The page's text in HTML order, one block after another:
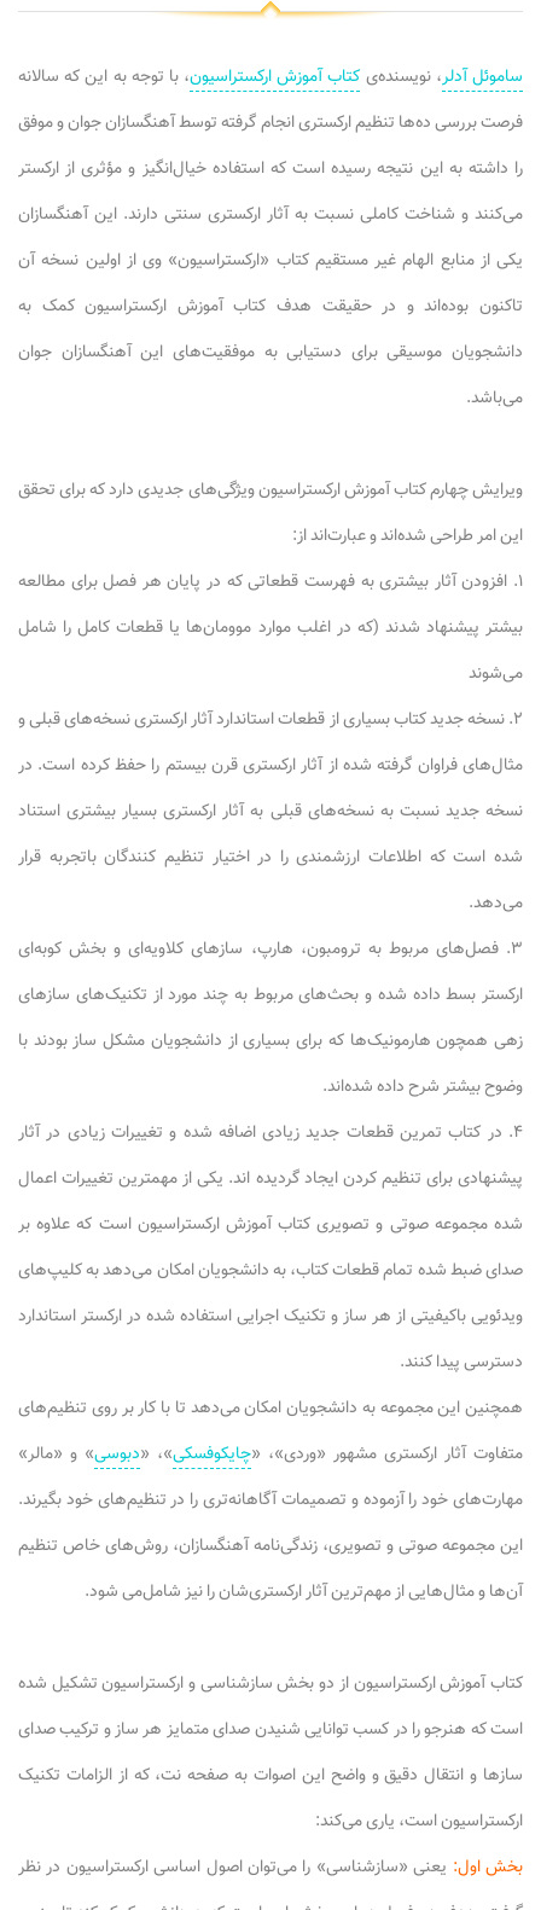
ساموئل آدلر، نویسنده‌ی کتاب آموزش ارکستراسیون، با توجه به این که سالانه
فرصت بررسی ده‌ها تنظیم ارکستری انجام گرفته توسط آهنگسازان جوان و موفق
را داشته به این نتیجه رسیده است که استفاده خیال‌انگیز و مؤثری از ارکستر
می‌کنند و شناخت کاملی نسبت به آثار ارکستری سنتی دارند. این آهنگسازان
یکی از منابع الهام غیر مستقیم کتاب «ارکستراسیون» وی از اولین نسخه آن
تاکنون بوده‌اند و در حقیقت هدف کتاب آموزش ارکستراسیون کمک به
دانشجویان موسیقی برای دستیابی به موفقیت‌های این آهنگسازان جوان
می‌باشد.
ویرایش چهارم کتاب آموزش ارکستراسیون ویژگی‌های جدیدی دارد که برای تحقق
این امر طراحی شده‌اند و عبارت‌اند از:
۱. افزودن آثار بیشتری به فهرست قطعاتی که در پایان هر فصل برای مطالعه
بیشتر پیشنهاد شدند (که در اغلب موارد موومان‌ها یا قطعات کامل را شامل
می‌شوند
۲. نسخه جدید کتاب بسیاری از قطعات استاندارد آثار ارکستری نسخه‌های قبلی و
مثال‌های فراوان گرفته شده از آثار ارکستری قرن بیستم را حفظ کرده است. در
نسخه جدید نسبت به نسخه‌های قبلی به آثار ارکستری بسیار بیشتری استناد
شده است که اطلاعات ارزشمندی را در اختیار تنظیم کنندگان باتجربه قرار
می‌دهد.
۳. فصل‌های مربوط به ترومبون، هارپ، سازهای کلاویه‌ای و بخش کوبه‌ای
ارکستر بسط داده شده و بحث‌های مربوط به چند مورد از تکنیک‌های سازهای
زهی همچون هارمونیک‌ها که برای بسیاری از دانشجویان مشکل ساز بودند با
وضوح بیشتر شرح داده شده‌اند.
۴. در کتاب تمرین قطعات جدید زیادی اضافه شده و تغییرات زیادی در آثار
پیشنهادی برای تنظیم کردن ایجاد گردیده اند. یکی از مهمترین تغییرات اعمال
شده مجموعه صوتی و تصویری کتاب آموزش ارکستراسیون است که علاوه بر
صدای ضبط شده تمام قطعات کتاب، به دانشجویان امکان می‌دهد به کلیپ‌های
ویدئویی باکیفیتی از هر ساز و تکنیک اجرایی استفاده شده در ارکستر استاندارد
دسترسی پیدا کنند.
همچنین این مجموعه به دانشجویان امکان می‌دهد تا با کار بر روی تنظیم‌های
متفاوت آثار ارکستری مشهور «وردی»، «چایکوفسکی»، «دبوسی» و «مالر»
مهارت‌های خود را آزموده و تصمیمات آگاهانه‌تری را در تنظیم‌های خود بگیرند.
این مجموعه صوتی و تصویری، زندگی‌نامه آهنگسازان، روش‌های خاص تنظیم
آن‌ها و مثال‌هایی از مهم‌ترین آثار ارکستری‌شان را نیز شامل‌می شود.
کتاب آموزش ارکستراسیون از دو بخش سازشناسی و ارکستراسیون تشکیل شده
است که هنرجو را در کسب توانایی شنیدن صدای متمایز هر ساز و ترکیب صدای
سازها و انتقال دقیق و واضح این اصوات به صفحه نت، که از الزامات تکنیک
ارکستراسیون است، یاری می‌کند:
بخش اول: یعنی «سازشناسی» را می‌توان اصول اساسی ارکستراسیون در نظر